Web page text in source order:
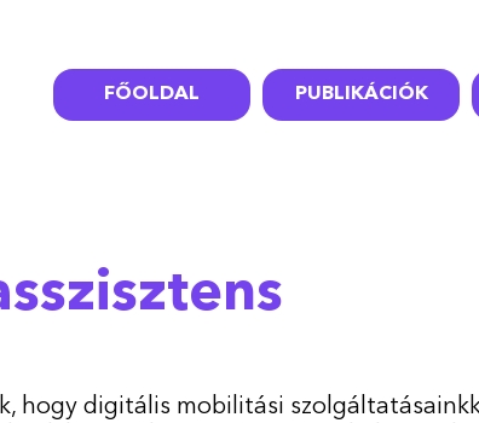
FŐOLDAL PUBLIKÁCIÓK
hogy digitális mobilitási